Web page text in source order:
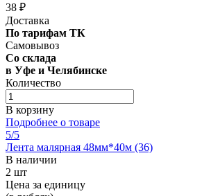
38 ₽
Доставка
По тарифам ТК
Самовывоз
Со склада
в Уфе и Челябинске
Количество
В корзину
Подробнее о товаре
5/5
Лента малярная 48мм*40м (36)
В наличии
2 шт
Цена за единицу